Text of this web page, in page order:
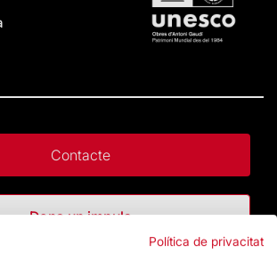
Contacte
Dona un impuls
Política de privacitat